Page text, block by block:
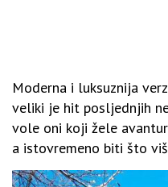
Moderna i luksuznija
veliki je hit posljednjih
vole oni koji žele
a istovremeno biti što